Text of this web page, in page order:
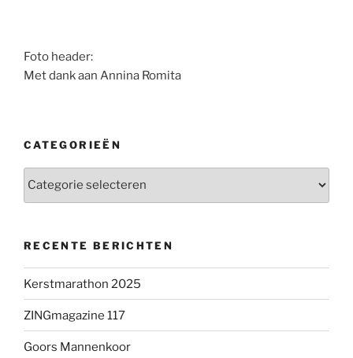
Foto header:
Met dank aan Annina Romita
CATEGORIEËN
Categorieën
RECENTE BERICHTEN
Kerstmarathon 2025
ZINGmagazine 117
Goors Mannenkoor